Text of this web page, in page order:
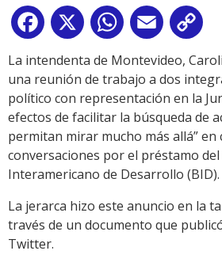
Facebook
X WhatsApp
Email
La intendenta de Montevideo,
una reunión de trabajo a dos
político con representación en la
efectos de facilitar la búsqueda de
permitan mirar mucho más allá” en
conversaciones por el préstamo del
Interamericano de Desarrollo (BID).
La jerarca hizo este anuncio en la
través de un documento que
Twitter.